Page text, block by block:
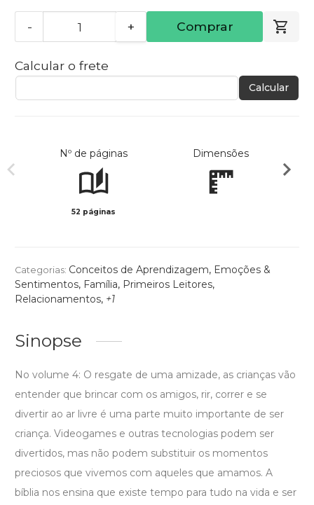
- + Comprar
Calcular o frete
Calcular
Nº de páginas
52 páginas
Dimensões
Categorias: Conceitos de Aprendizagem, Emoções &
Sentimentos, Família, Primeiros Leitores,
Relacionamentos, +1
Sinopse
No volume 4: O resgate de uma amizade, as crianças vão
entender que brincar com os amigos, rir, correr e se
divertir ao ar livre é uma parte muito importante de ser
criança. Videogames e outras tecnologias podem ser
divertidos, mas não podem substituir os momentos
preciosos que vivemos com aqueles que amamos. A
bíblia nos ensina que existe tempo para tudo na vida e ser